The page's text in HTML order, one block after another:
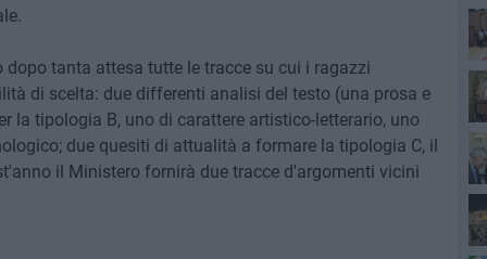
tanta attesa tutte le tracce su cui i ragazzi
di scelta: due differenti analisi del testo (una prosa e
la tipologia B, uno di carattere artistico-letterario, uno
due quesiti di attualità a formare la tipologia C, il
il Ministero fornirà due tracce d'argomenti vicini